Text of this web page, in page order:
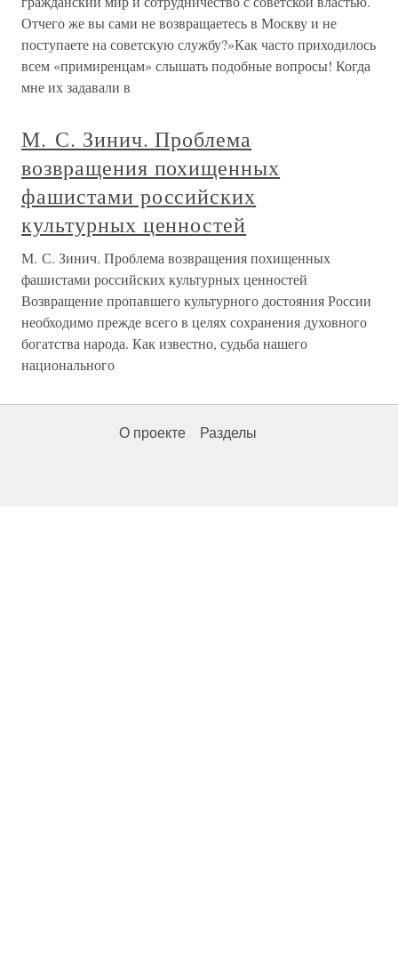
Отчего же вы сами не возвращаетесь в Москву и не
поступаете на советскую службу?»Как часто приходилось
всем «примиренцам» слышать подобные вопросы! Когда
мне их задавали в
М. С. Зинич. Проблема
возвращения похищенных
фашистами российских
культурных ценностей
М. С. Зинич. Проблема возвращения похищенных
фашистами российских культурных ценностей
Возвращение пропавшего культурного достояния России
необходимо прежде всего в целях сохранения духовного
богатства народа. Как известно, судьба нашего
национального
О проекте Разделы